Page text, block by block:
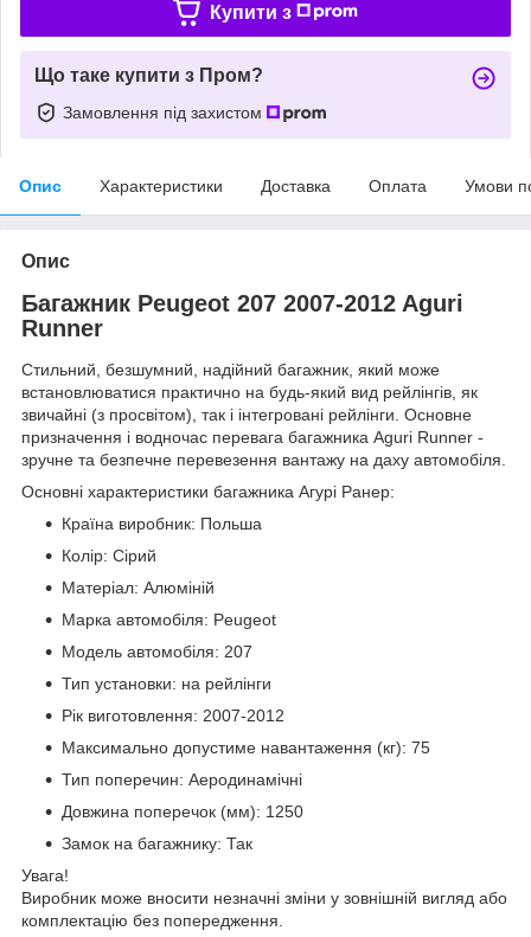
Купити з
Що таке купити з Пром?
Замовлення під захистом
Опис Характеристики Доставка Оплата Умови
Опис
Багажник Peugeot 207 2007-2012 Aguri
Runner
Стильний, безшумний, надійний багажник, який може
встановлюватися практично на будь-який вид рейлінгів, як
звичайні (з просвітом), так і інтегровані рейлінги. Основне
призначення і водночас перевага багажника Aguri Runner -
зручне та безпечне перевезення вантажу на даху автомобіля.
Основні характеристики багажника Агурі Ранер:
Країна виробник: Польша
Колір: Сірий
Матеріал: Алюміній
Марка автомобіля: Peugeot
Модель автомобіля: 207
Тип установки: на рейлінги
Рік виготовлення: 2007-2012
Максимально допустиме навантаження (кг): 75
Тип поперечин: Аеродинамічні
Довжина поперечок (мм): 1250
Замок на багажнику: Так
Увага!
Виробник може вносити незначні зміни у зовнішній вигляд або
комплектацію без попередження.